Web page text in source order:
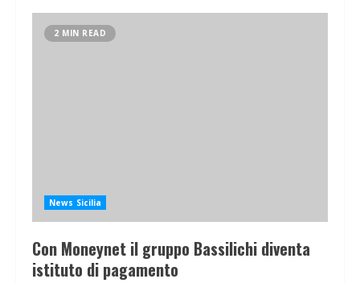
2 MIN READ
News Sicilia
Con Moneynet il gruppo Bassilichi diventa
istituto di pagamento